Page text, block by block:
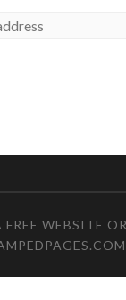
FREE WEBSITE